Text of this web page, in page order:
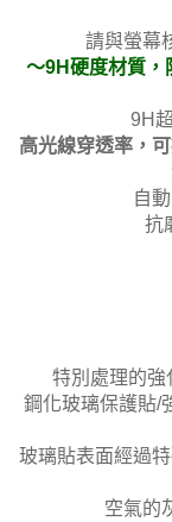
請與螢幕
～9H硬度材質，
9H
高光線穿透率，
自
抗
特別處理的強
鋼化玻璃保護貼/
玻璃貼表面經過
空氣的